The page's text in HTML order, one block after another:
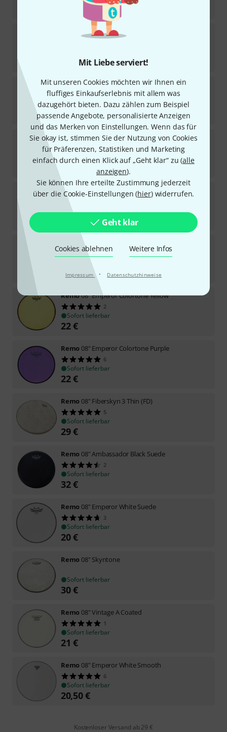
Mit Liebe serviert!
Mit unseren Cookies möchten wir Ihnen ein
fluffiges Einkaufserlebnis mit allem was
dazugehört bieten. Dazu zählen zum Beispiel
passende Angebote, personalisierte Anzeigen
und das Merken von Einstellungen. Wenn das für
Sie okay ist, stimmen Sie der Nutzung von Cookies
für Präferenzen, Statistiken und Marketing
einfach durch einen Klick auf „Geht klar“ zu (alle
anzeigen).
Sie können Ihre erteilte Zustimmung jederzeit
über die Cookie-Einstellungen (hier) widerrufen.
Geht klar
Cookies ablehnen Weitere Infos
Impressum · Datenschutzhinweise
08" Powerstroke 3 Coated
26,90€
Remo 08" Emperor Colortone Blue
1
Sofort lieferbar
22 €
Remo08" Renaissance Ambassador
4
Sofort lieferbar
Remo 08" Powerstroke 4 Coated
Sofort lieferbar
08" Emperor Colortone Orange
3
Sofort lieferbar
22€
Remo08" Emperor Colortone Yellow
2
Sofort lieferbar
22€
Remo 08" Emperor Colortone Purple
6
Sofort lieferbar
22€
Remo 08" Fiberskyn 3 Thin (FD)
5
Sofort lieferbar
29€
Remo 08" Ambassador Black Suede
2
Sofort lieferbar
32€
Remo 08" Emperor White Suede
3
Sofort lieferbar
20€
Remo 08" Skyntone
Sofort lieferbar
30€
Remo 08" Vintage A Coated
1
Sofort lieferbar
21 €
Remo 08" Emperor White Smooth
6
Sofort lieferbar
20,50€
Kostenloser Versand ab 29 €